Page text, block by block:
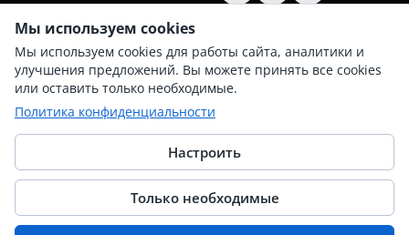
8 (800) 600 26 50
8 (342) 255 36 00
info@persis.ru
Политика конфиденциальности
Согласие на обработку ПД
Мы используем cookies
Мы используем cookies для работы сайта, аналитики и
улучшения предложений. Вы можете принять все cookies
или оставить только необходимые.
Политика конфиденциальности
Настроить
Только необходимые